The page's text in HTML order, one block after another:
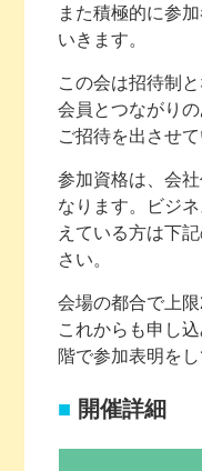
また積極的に参
いきます。
この会は招待制
会員とつながり
ご招待を出させ
参加資格は、会
なります。ビジ
えている方は下
さい。
会場の都合で上
これからも申し
階で参加表明を
開催詳細